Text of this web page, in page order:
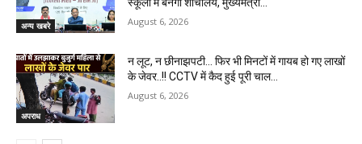
अन्य खबरे August 6, 2026
अपराध
न लूट, न छीनाझपटी… फिर भी मिनटों में गायब हो गए लाखों
के जेवर..!! CCTV में कैद हुई पूरी चाल…
August 6, 2026